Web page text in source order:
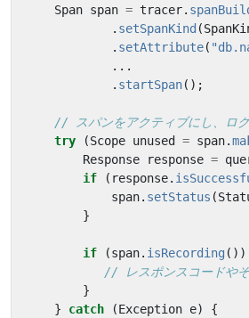
Span span = tracer.
. setSpanKind (
. setAttribute(
...
. startSpan();
// スパンをアクティブにし、ロ
try
(Scope unused = span.
Response
response =
if
( response.
span. setStatus (
}
if (span. isRecording ())
// レスポンスコードや
}
}
catch (Exception e)
{